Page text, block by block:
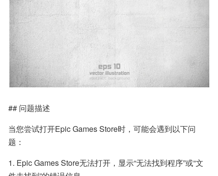
## 问题描述
当您尝试打开Epic Games Store时，可能会遇到以下问
题：
1. Epic Games Store无法打开，显示“无法找到程序”或“文